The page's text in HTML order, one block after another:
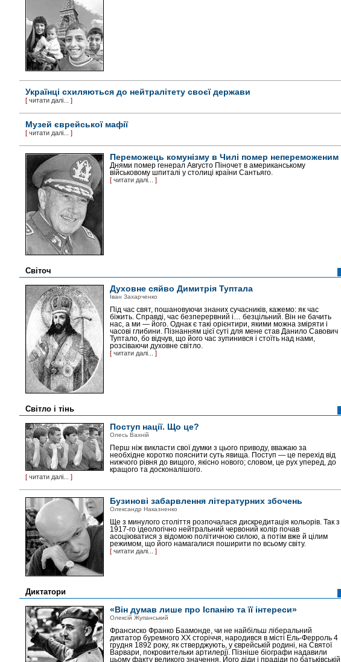
Українці схиляються до нейтралітету своєї держави
[ читати далі... ]
Музей єврейської мафії
[ читати далі... ]
Переможець комунізму в Чилі помер непереможеним
Днями помер генерал Августо Піночет в американському
військовому шпиталі у столиці країни Сантьяго.
[ читати далі... ]
Світоч
Духовне сяйво Димитрія Туптала
Іван Захарченко
Під час свят, пошановуючи знаних сучасників, кажемо: як час
біжить. Справді, час безперервний і… безцільний. Він не бачить
нас, а ми — його. Однак є такі орієнтири, якими можна зміряти і
часові глибини. Пізнанням цієї суті для мене став Данило Савович
Туптало, бо відчув, що його час зупинився і стоїть над нами,
розсіваючи духовне світло.
[ читати далі... ]
Світло і тінь
Поступ нації. Що це?
Олесь Вахній
Перш ніж викласти свої думки з цього приводу, вважаю за
необхідне коротко пояснити суть явища. Поступ — це перехід від
нижчого рівня до вищого, якісно нового; словом, це рух уперед, до
кращого та досконалішого.
[ читати далі... ]
Бузинові забарвлення літературних збочень
Олександр Наказненко
Ще з минулого століття розпочалася дискредитація кольорів. Так з
1917-го ідеологічно нейтральний червоний колір почав
асоціюватися з відомою політичною силою, а потім вже й цілим
режимом, що його намагалися поширити по всьому світу.
[ читати далі... ]
Диктатори
«Він думав лише про Іспанію та її інтереси»
Олексій Жупанський
Франсиско Франко Баамонде, чи не найбільш ліберальний
диктатор буремного ХХ сторіччя, народився в місті Ель-Ферроль 4
грудня 1892 року, як стверджують, у єврейській родині, на Святої
Варвари, покровительки артилерії. Пізніше біографи надавили
цьому факту великого значення. Його діди і прадіди по батьківській